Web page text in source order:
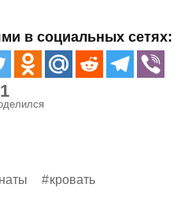
в социальных сетях:
1
кровать